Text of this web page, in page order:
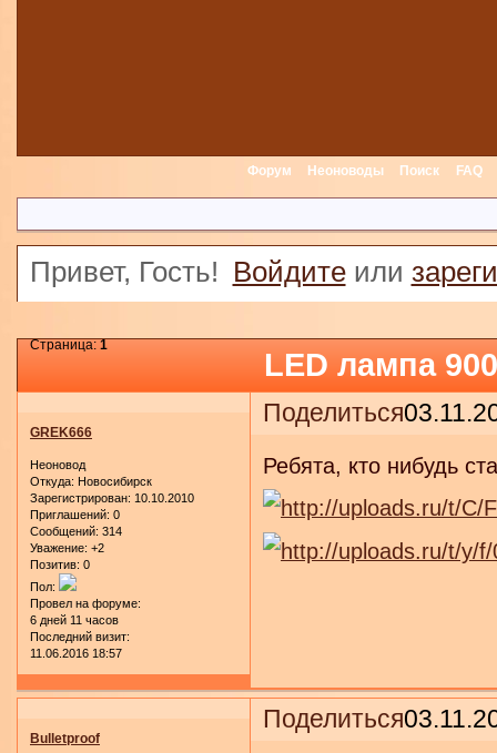
Форум Неоноводы Поиск FAQ
Привет, Гость! Войдитеили
LED лампа
Страница:1
Поделиться
GREK666
Неоновод
Откуда: Новосибирск
Зарегистрирован: 10.10.2010
Приглашений: 0
Сообщений: 314
Уважение: +2
Позитив: 0
Пол:
Провел на форуме:
6 дней 11 часов
Последний визит:
11.06.2016 18:57
Ребята, кто нибудь
Поделиться
Bulletproof